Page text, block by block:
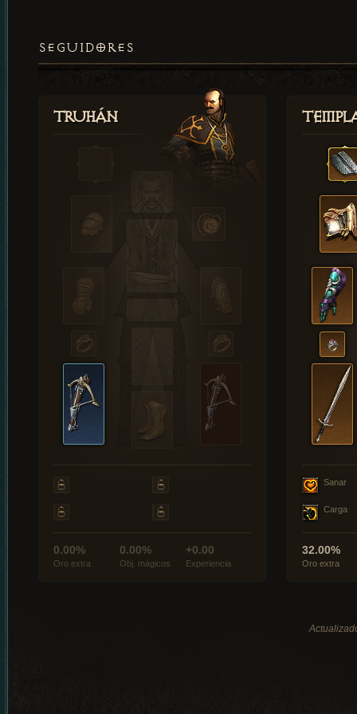
SEGUIDORES
Truhán
0.00%
Oro extra
0.00%
Obj. mágicos
+0.00
Experiencia
Sanar
Carga
32.00%
Oro extra